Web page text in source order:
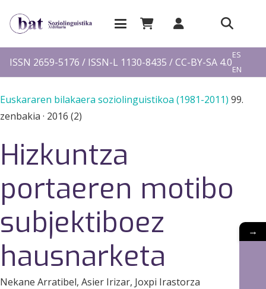
ISSN 2659-5176 / ISSN-L 1130-8435 / CC-BY-SA 4.0
ES
EN
Euskararen bilakaera soziolinguistikoa (1981-2011) 99.
zenbakia · 2016 (2)
Hizkuntza
portaeren motibo
subjektiboez
hausnarketa
Nekane Arratibel, Asier Irizar, Joxpi Irastorza
→